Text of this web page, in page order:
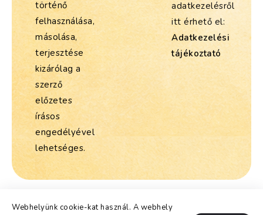
történő
felhasználása,
másolása,
terjesztése
kizárólag a
szerző
előzetes
írásos
engedélyével
lehetséges.
adatkezelésről
itt érhető el:
Adatkezelési
tájékoztató
Copyright @lelekjegyetek.hu - 2026, Mindenjog fenntartva
Webhelyünk cookie-kat használ. A webhely